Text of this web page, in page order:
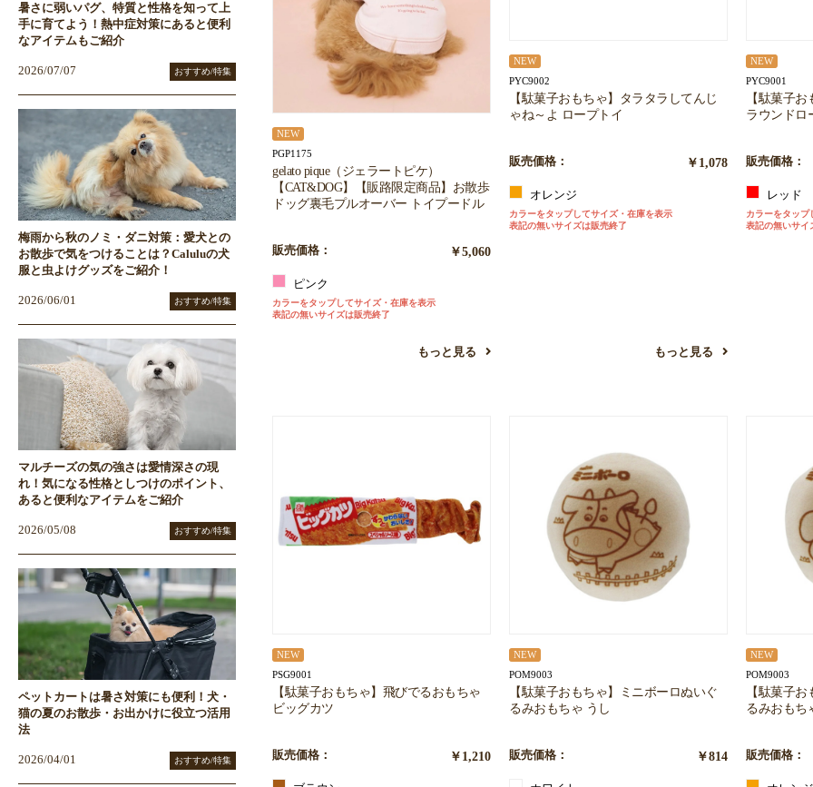
NEW
PGP1175
gelato pique（ジェラートピケ）
【CAT&DOG】【販路限定商品】お散歩
ドッグ裏毛プルオーバー トイプードル
販売価格： ￥5,060
ピンク
カラーをタップしてサイズ・在庫を表示
表記の無いサイズは販売終了
もっと見る
NEW
PYC9002
【駄菓子おもちゃ】タラタラしてんじ
ゃね～よ ロープトイ
販売価格： ￥1,078
オレンジ
カラーをタップしてサイズ・在庫を表示
表記の無いサイズは販売終了
もっと見る
NEW
PYC9001
【駄菓子
ラウンドロ
販売価格：
レッド
カラーをタップ
表記の無いサイ
NEW
PSG9001
【駄菓子おもちゃ】飛びでるおもちゃ
ビッグカツ
販売価格： ￥1,210
NEW
POM9003
【駄菓子おもちゃ】ミニボーロぬいぐ
るみおもちゃ うし
販売価格： ￥814
NEW
POM9003
【駄菓子
るみおもち
販売価格：
暑さに弱いパグ、特質と性格を知って上
手に育てよう！熱中症対策にあると便利
なアイテムもご紹介
2026/07/07 おすすめ/特集
梅雨から秋のノミ・ダニ対策：愛犬との
お散歩で気をつけることは？Caluluの犬
服と虫よけグッズをご紹介！
2026/06/01 おすすめ/特集
マルチーズの気の強さは愛情深さの現
れ！気になる性格としつけのポイント、
あると便利なアイテムをご紹介
2026/05/08 おすすめ/特集
ペットカートは暑さ対策にも便利！犬・
猫の夏のお散歩・お出かけに役立つ活用
法
2026/04/01 おすすめ/特集